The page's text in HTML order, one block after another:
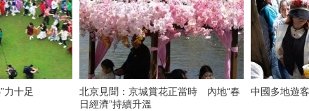
力十足
北京見聞：京城賞花正當時 內地“春
日經濟”持續升溫
中國多地遊